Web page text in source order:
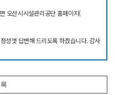
오산시시설관리공단 홈페이지(
껏 답변해 드리도록 하겠습니다. 감사